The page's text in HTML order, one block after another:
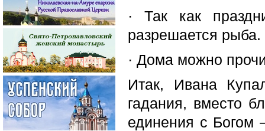
· Так как
разрешается рыба.
· Дома можно
Итак, Ивана
гадания, вместо
единения с Богом